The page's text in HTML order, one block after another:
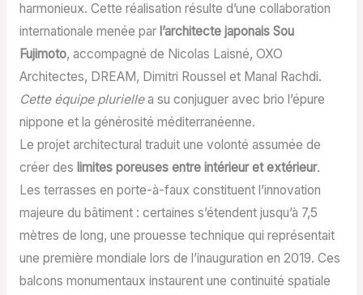
harmonieux. Cette réalisation résulte d’une collaboration
internationale menée par l’architecte japonais Sou
Fujimoto, accompagné de Nicolas Laisné, OXO
Architectes, DREAM, Dimitri Roussel et Manal Rachdi.
Cette équipe pluriellea su conjuguer avec brio l’épure
nippone et la générosité méditerranéenne.
Le projet architectural traduit une volonté assumée de
créer des limites poreuses entre intérieur et extérieur.
Les terrasses en porte-à-faux constituent l’innovation
majeure du bâtiment : certaines s’étendent jusqu’à 7,5
mètres de long, une prouesse technique qui représentait
une première mondiale lors de l’inauguration en 2019. Ces
balcons monumentaux instaurent une continuité spatiale